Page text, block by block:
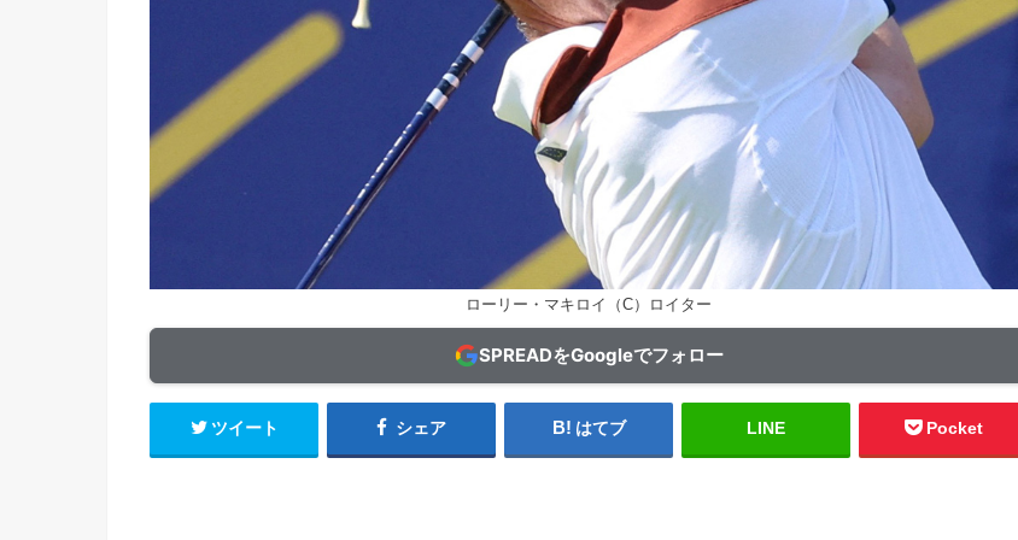
ローリー・マキロイ（C）ロイター
SPREADをGoogleでフォロー
ツイート シェア はてブ LINE Pocket